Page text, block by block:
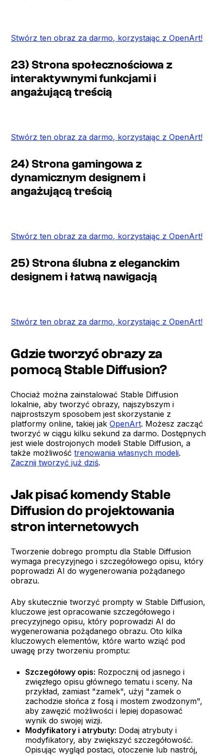
Stwórz ten obraz za darmo, korzystając z OpenArt!
23) Strona społecznościowa z
interaktywnymi funkcjami i
angażującą treścią
Stwórz ten obraz za darmo, korzystając z OpenArt!
24) Strona gamingowa z
dynamicznym designem i
angażującą treścią
Stwórz ten obraz za darmo, korzystając z OpenArt!
25) Strona ślubna z eleganckim
designem i łatwą nawigacją
Stwórz ten obraz za darmo, korzystając z OpenArt!
Gdzie tworzyć obrazy za
pomocą Stable Diffusion?
Chociaż można zainstalować Stable Diffusion
lokalnie, aby tworzyć obrazy, najszybszym i
najprostszym sposobem jest skorzystanie z
platformy online, takiej jakOpenArt. Możesz zacząć
tworzyć w ciągu kilku sekund za darmo. Dostępnych
jest wiele dostrojonych modeli Stable Diffusion, a
także możliwośćtrenowania własnych modeli.
Zacznij tworzyć już dziś.
Jak pisać komendy Stable
Diffusion do projektowania
stron internetowych
Tworzenie dobrego promptu dla Stable Diffusion
wymaga precyzyjnego i szczegółowego opisu, który
poprowadzi AI do wygenerowania pożądanego
obrazu.
Aby skutecznie tworzyć prompty w Stable Diffusion,
kluczowe jest opracowanie szczegółowego i
precyzyjnego opisu, który poprowadzi AI do
wygenerowania pożądanego obrazu. Oto kilka
kluczowych elementów, które warto wziąć pod
uwagę przy tworzeniu promptu:
Szczegółowy opis: Rozpocznij od jasnego i
zwięzłego opisu głównego tematu i sceny. Na
przykład, zamiast "zamek", użyj "zamek o
zachodzie słońca z fosą i mostem zwodzonym",
aby zawęzić możliwości i lepiej dopasować
wynik do swojej wizji.
Modyfikatory i atrybuty: Dodaj atrybuty i
modyfikatory, aby zwiększyć szczegółowość.
Opisując wygląd postaci, otoczenie lub nastrój,